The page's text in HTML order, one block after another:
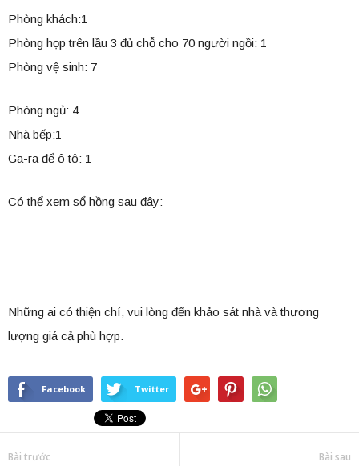
Phòng khách:1
Phòng họp trên lầu 3 đủ chỗ cho 70 người ngồi: 1
Phòng vệ sinh: 7
Phòng ngủ: 4
Nhà bếp:1
Ga-ra để ô tô: 1
Có thể xem sổ hồng sau đây:
Những ai có thiện chí, vui lòng đến khảo sát nhà và thương
lượng giá cả phù hợp.
Facebook Twitter
Bài trước Bài sau